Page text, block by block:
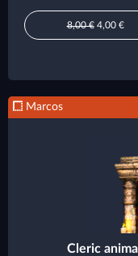
8,00 €4,00 €
Marcos
Cleric